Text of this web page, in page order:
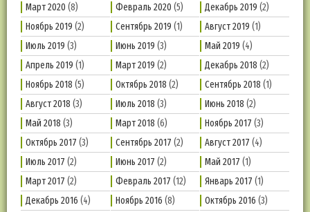
Март 2020 (8) Февраль 2020 (5) Декабрь 2019 (2)
Ноябрь 2019 (2) Сентябрь 2019 (1) Август 2019 (1)
Июль 2019 (3) Июнь 2019 (3) Май 2019 (4)
Апрель 2019 (1) Март 2019 (2) Декабрь 2018 (2)
Ноябрь 2018 (5) Октябрь 2018 (2) Сентябрь 2018 (1)
Август 2018 (3) Июль 2018 (3) Июнь 2018 (2)
Май 2018 (3) Март 2018 (6) Ноябрь 2017 (3)
Октябрь 2017 (3) Сентябрь 2017 (2) Август 2017 (4)
Июль 2017 (2) Июнь 2017 (2) Май 2017 (1)
Март 2017 (2) Февраль 2017 (12) Январь 2017 (1)
Декабрь 2016 (4) Ноябрь 2016 (8) Октябрь 2016 (3)